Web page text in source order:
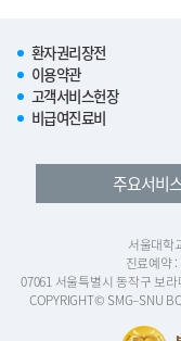
환자권리장전
이용약관
고객서비스헌장
비급여진료비
주요서비
서울대학
진료예약
07061 서울특별시 동작구 보
COPYRIGHT© SMG–SNU